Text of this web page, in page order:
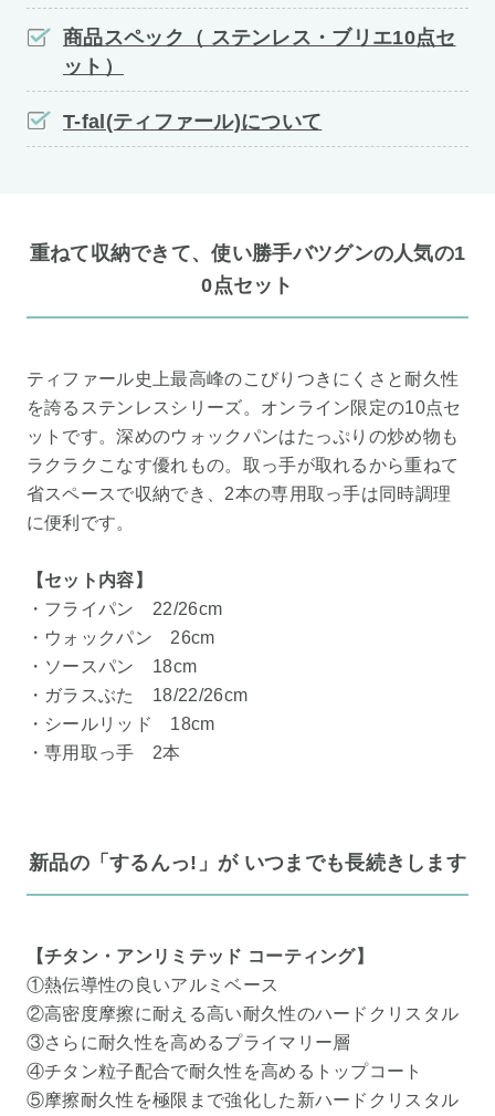
商品スペック（ ステンレス・ブリエ10点セ
ット）
T-fal(ティファール)について
重ねて収納できて、使い勝手バツグンの人気の1
0点セット
ティファール史上最高峰のこびりつきにくさと耐久性
を誇るステンレスシリーズ。オンライン限定の10点セ
ットです。深めのウォックパンはたっぷりの炒め物も
ラクラクこなす優れもの。取っ手が取れるから重ねて
省スペースで収納でき、2本の専用取っ手は同時調理
に便利です。
【セット内容】
・フライパン 22/26cm
・ウォックパン 26cm
・ソースパン 18cm
・ガラスぶた 18/22/26cm
・シールリッド 18cm
・専用取っ手 2本
新品の「するんっ!」が いつまでも長続きします
【チタン・アンリミテッド コーティング】
①熱伝導性の良いアルミベース
②高密度摩擦に耐える高い耐久性のハードクリスタル
③さらに耐久性を高めるプライマリー層
④チタン粒子配合で耐久性を高めるトップコート
⑤摩擦耐久性を極限まで強化した新ハードクリスタル